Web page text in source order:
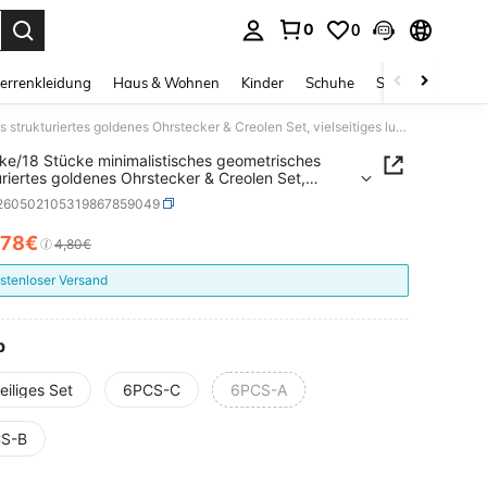
0 0
Haus & Wohnen Kinder Schuhe Schmuck &
6 Stücke/18 Stücke minimalistisches geometrisches strukturiertes goldenes Ohrstecker & Creolen Set, vielseitiges luxuriöses Atmosphäre Ohrring Set
18 Stücke minimalistisches geometrisches
goldenes Ohrstecker & Creolen Set,
luxuriöses Atmosphäre Ohrring Set
AND AVAILABILITY
4,80€
Versand
Set 6PCS-C 6PCS-A
B